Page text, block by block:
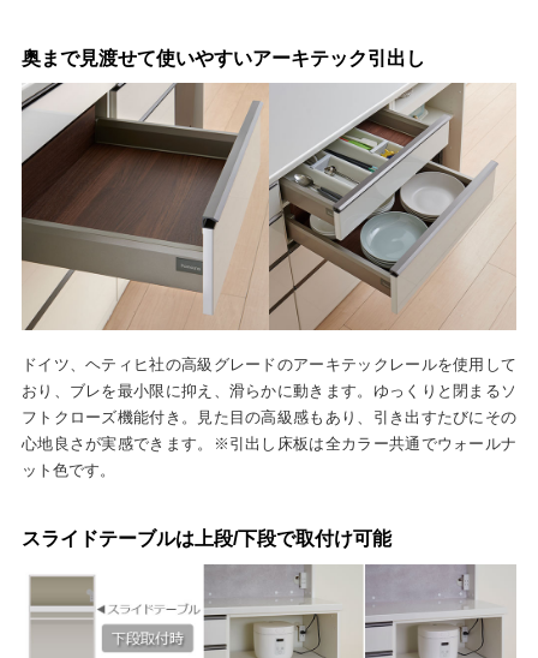
奥まで見渡せて使いやすいアーキテック引出し
ドイツ、ヘティヒ社の高級グレードのアーキテックレールを使用して
おり、ブレを最小限に抑え、滑らかに動きます。ゆっくりと閉まるソ
フトクローズ機能付き。見た目の高級感もあり、引き出すたびにその
心地良さが実感できます。※引出し床板は全カラー共通でウォールナ
ット色です。
スライドテーブルは上段/下段で取付け可能